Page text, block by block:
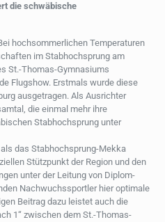
die schwäbische
hochsommerlichen Temperaturen
im Stabhochsprung am
St.-Thomas-Gymnasiums
Flugshow. Erstmals wurde diese
ausgetragen. Als Ausrichter
die einmal mehr ihre
Stabhochsprung unter
das Stabhochsprung-Mekka
Stützpunkt der Region und den
unter der Leitung von Diplom-
Nachwuchssportler hier optimale
Beitrag dazu leistet auch die
1“ zwischen dem St.-Thomas-